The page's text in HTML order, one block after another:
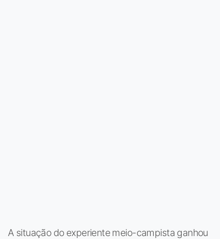
A situação do experiente meio-campista ganhou